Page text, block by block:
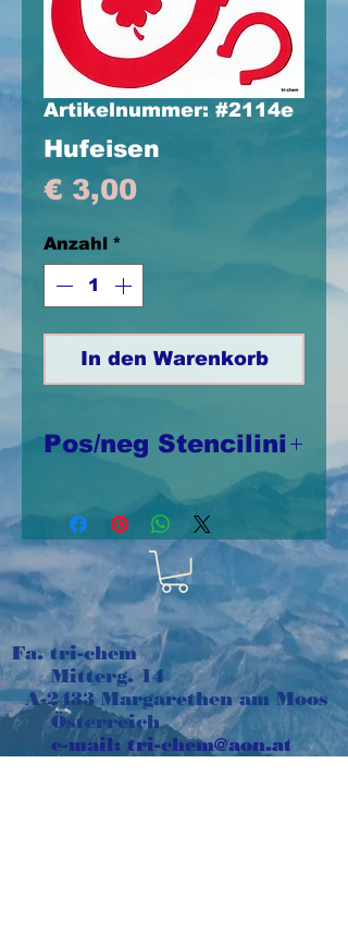
Artikelnummer: #2114e
Hufeisen
€ 3,00Preis
Anzahl *
In den Warenkorb
Pos/neg Stencilini
pos/neg Stencilinis
aus Kunststoff 10cm
x 12,5cm,
wiederverwendbar
In diesem Set ist
auch der
Schablonenausschnitt
enthalten - für noch
mehr
Fa. tri-chem
Mitterg. 14
A-2433 Margarethen am Moos
Österreich
e-mail: tri-chem@aon.at